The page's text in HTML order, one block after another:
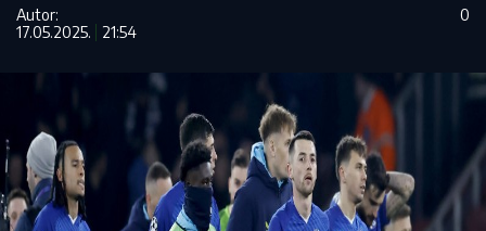
Autor:
17.05.2025.
21:54
0